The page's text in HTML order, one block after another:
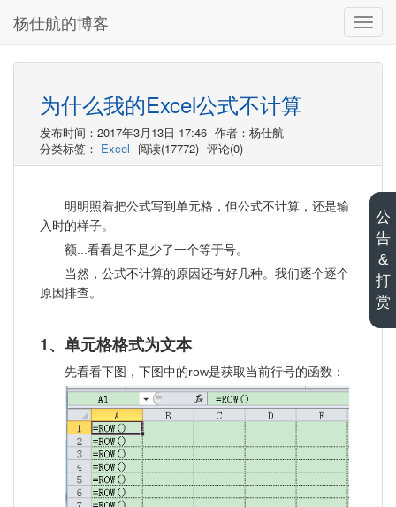
切
换
导
杨仕航的博客
为什么我的Excel公式不计算
发布时间：2017年3月13日 17:46 作者：杨仕航
分类标签： Excel 阅读(17772) 评论(0)
明明照着把公式写到单元格，但公式不计算，还是输
入时的样子。
额...看看是不是少了一个等于号。
当然，公式不计算的原因还有好几种。我们逐个逐个
原因排查。
1、单元格格式为文本
先看看下图，下图中的row是获取当前行号的函数：
公
告
&
打
赏